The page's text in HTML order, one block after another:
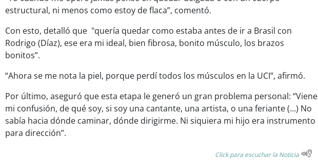
estructural, ni menos como estoy de flaca”, comentó.
Con esto, detalló que "quería quedar como estaba antes de ir a Brasil con
Rodrigo (Díaz), ese era mi ideal, bien fibrosa, bonito músculo, los brazos
bonitos”.
“Ahora se me nota la piel, porque perdí todos los músculos en la UCI”, afirmó.
Por último, aseguró que esta etapa le generó un gran problema personal: “Viene
mi confusión, de qué soy, si soy una cantante, una artista, o una feriante (…) No
sabía hacia dónde caminar, dónde dirigirme. Ni siquiera mi hijo era instrumento
para dirección”.
Click para escuchar la Noticia